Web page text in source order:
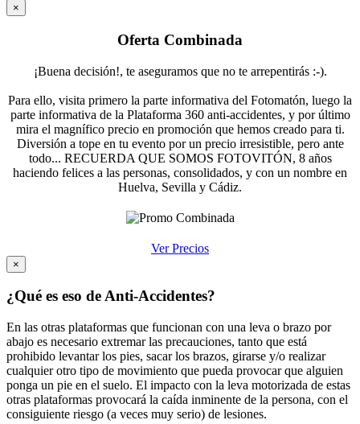
×
Oferta Combinada
¡Buena decisión!, te aseguramos que no te arrepentirás :-).
Para ello, visita primero la parte informativa del Fotomatón, luego la
parte informativa de la Plataforma 360 anti-accidentes, y por último
mira el magnífico precio en promoción que hemos creado para ti.
Diversión a tope en tu evento por un precio irresistible, pero ante
todo... RECUERDA QUE SOMOS FOTOVITÓN, 8 años
haciendo felices a las personas, consolidados, y con un nombre en
Huelva, Sevilla y Cádiz.
Ver Precios
×
¿Qué es eso de Anti-Accidentes?
En las otras plataformas que funcionan con una leva o brazo por
abajo es necesario extremar las precauciones, tanto que está
prohibido levantar los pies, sacar los brazos, girarse y/o realizar
cualquier otro tipo de movimiento que pueda provocar que alguien
ponga un pie en el suelo. El impacto con la leva motorizada de estas
otras plataformas provocará la caída inminente de la persona, con el
consiguiente riesgo (a veces muy serio) de lesiones.